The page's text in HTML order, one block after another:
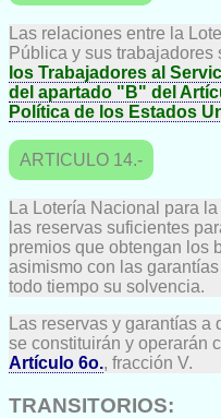
Las relaciones entre la
Pública y sus trabajadores
los Trabajadores al
del apartado "B" del
Política de los Estados
ARTICULO 14.-
La Lotería Nacional para
las reservas suficientes
premios que obtengan los
asimismo con las
todo tiempo su solvencia.
Las reservas y garantías a
se constituirán y operarán
Artículo 6o., fracción V.
TRANSITORIOS: